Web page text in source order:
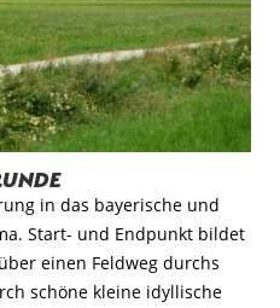
in das bayerische und
Start- und Endpunkt bildet
einen Feldweg durchs
schöne kleine idyllische